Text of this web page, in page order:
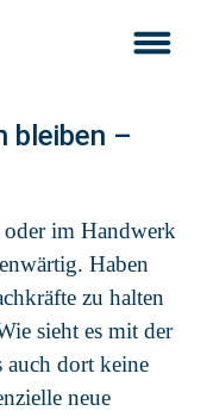
bleiben –
im Handwerk
Haben
zu halten
sieht es mit der
auch dort keine
neue